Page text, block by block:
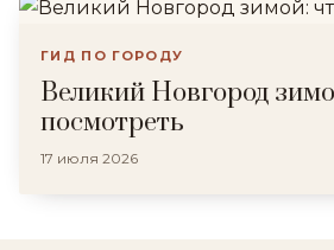
ГИД ПО ГОРОДУ
Великий Новгород
посмотреть
17 июля 2026